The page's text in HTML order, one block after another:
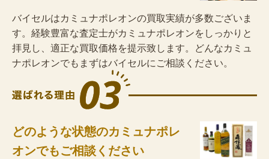
バイセルはカミュナポレオンの買取実績が多数ございま
す。経験豊富な査定士がカミュナポレオンをしっかりと
拝見し、適正な買取価格を提示致します。どんなカミュ
ナポレオンでもまずはバイセルにご相談ください。
どのような状態のカミュナポレ
オンでもご相談ください